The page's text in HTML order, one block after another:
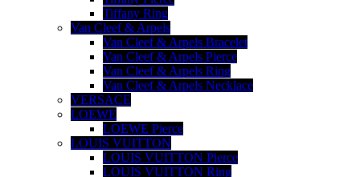
Tiffany Ring
Van Cleef & Arpels
Van Cleef & Arpels Bracelet
Van Cleef & Arpels Pierce
Van Cleef & Arpels Ring
Van Cleef & Arpels Necklace
VERSACE
LOEWE
LOEWE Pierce
LOUIS VUITTON
LOUIS VUITTON Pierce
LOUIS VUITTON Ring